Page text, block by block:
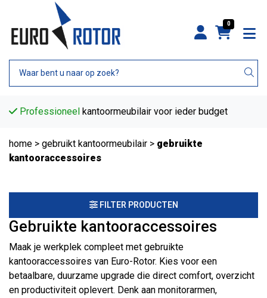
0
Professioneel kantoormeubilair voor ieder budget
home > gebruikt kantoormeubilair > gebruikte
kantooraccessoires
FILTER PRODUCTEN
Gebruikte kantooraccessoires
Maak je werkplek compleet met gebruikte
kantooraccessoires van Euro-Rotor. Kies voor een
betaalbare, duurzame upgrade die direct comfort, overzicht
en productiviteit oplevert. Denk aan monitorarmen,